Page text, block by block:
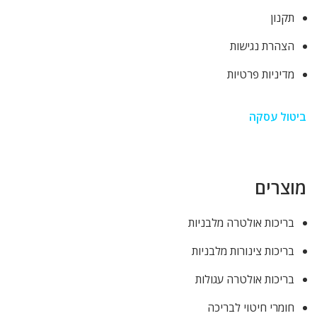
תקנון
הצהרת נגישות
מדיניות פרטיות
ביטול עסקה
מוצרים
בריכות אולטרה מלבניות
בריכות צינורות מלבניות
בריכות אולטרה עגולות
חומרי חיטוי לבריכה